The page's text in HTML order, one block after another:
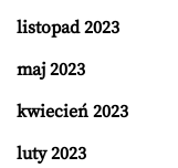
listopad 2023
maj 2023
kwiecień 2023
luty 2023